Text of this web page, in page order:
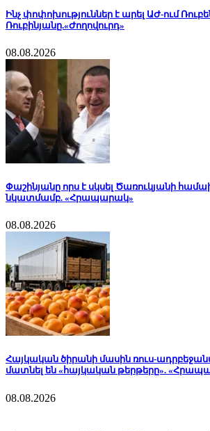
Ինչ փոփոխություններ է արել ԱԺ-ում
Ռուբինյանը.«Ժողովուրդ»
08.08.2026
Փաշինյանը որս է սկսել Ծառուկյանի
նկատմամբ. «Հրապարակ»
08.08.2026
Հայկական ծիրանի մասին ռուս-
մատնել են «հայկական թերթերը».
08.08.2026